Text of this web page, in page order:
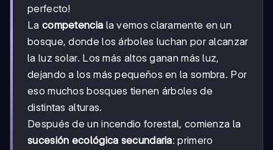
perfecto!
La competencia la vemos claramente en un
bosque, donde los árboles luchan por alcanzar
la luz solar. Los más altos ganan más luz,
dejando a los más pequeños en la sombra. Por
eso muchos bosques tienen árboles de
distintas alturas.
Después de un incendio forestal, comienza la
sucesión ecológica secundaria: primero